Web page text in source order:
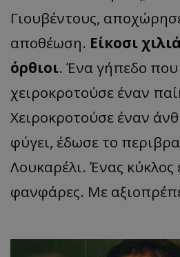
Γιουβέντους,
αποθέωση. Είκοσι
όρθιοι. Ένα γήπεδο που
χειροκροτούσε έναν
Χειροκροτούσε έναν
φύγει, έδωσε το
Λουκαρέλι. Ένας κύκλος
φανφάρες. Με